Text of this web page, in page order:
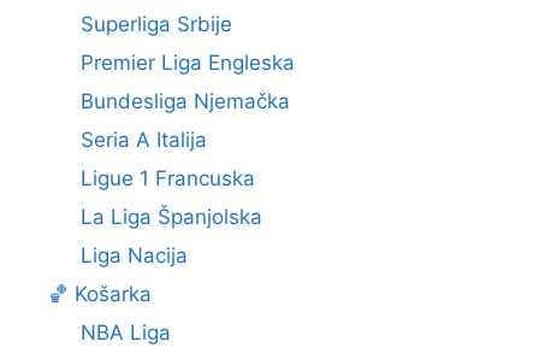
Superliga Srbije
Premier Liga Engleska
Bundesliga Njemačka
Seria A Italija
Ligue 1 Francuska
La Liga Španjolska
Liga Nacija
🏀 Košarka
NBA Liga